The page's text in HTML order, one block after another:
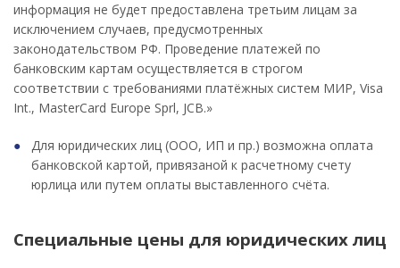
информация не будет предоставлена третьим лицам за
исключением случаев, предусмотренных
законодательством РФ. Проведение платежей по
банковским картам осуществляется в строгом
соответствии с требованиями платёжных систем МИР, Visa
Int., MasterCard Europe Sprl, JCB.»
Для юридических лиц (ООО, ИП и пр.) возможна оплата
банковской картой, привязаной к расчетному счету
юрлица или путем оплаты выставленного счёта.
Специальные цены для юридических лиц